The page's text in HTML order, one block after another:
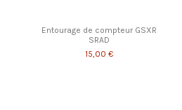
Entourage de compteur GSXR
SRAD
15,00 €